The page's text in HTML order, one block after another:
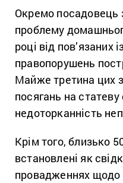
Окремо посадовець
проблему
році від пов’язаних
правопорушень
Майже третина цих
посягань на
недоторканність
Крім того, близько
встановлені як
провадженнях щодо